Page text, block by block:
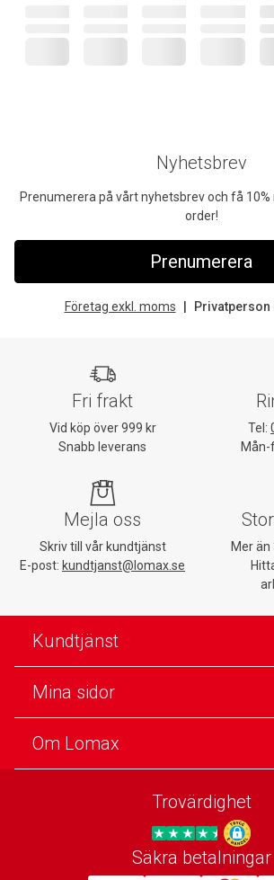
Nyhetsbrev
Prenumerera på vårt nyhetsbrev och få
order!
Prenumerera
Företag exkl. moms
Fri frakt
Vid köp över 999 kr
Snabb leverans
Tel:
Mån-
Mejla oss
Skriv till vår kundtjänst
E-post: kundtjanst@lomax.se
Mer
Kundtjänst
Mina sidor
Om Lomax
Trovärdighet
Trygg
Säkra betalningar